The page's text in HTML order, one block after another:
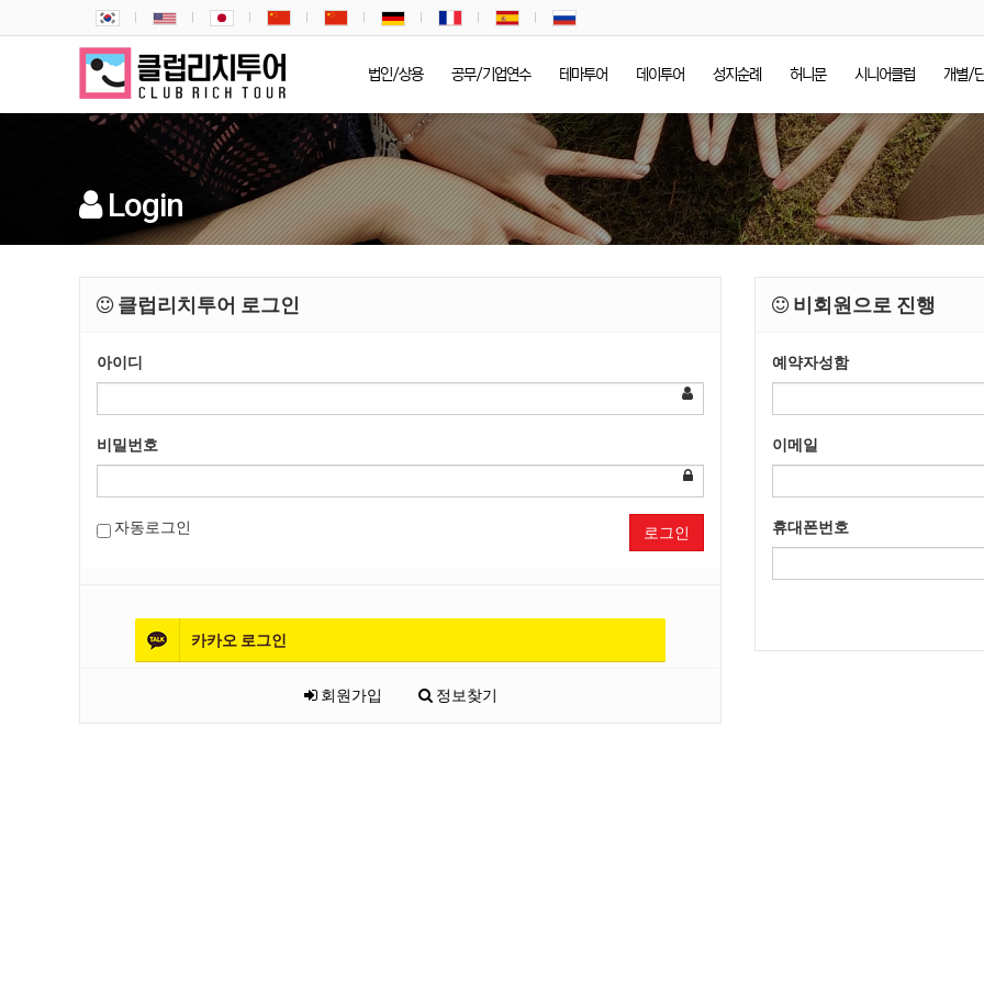
법인/상용 공무/기업연수 테마투어 데이투어 성지순례 허니문 시니어클럽 개별/
Login
클럽리치투어 로그인
아이디
비밀번호
자동로그인 로그인
카카오 로그인
회원가입 정보찾기
비회원으로 진행
예약자성함
이메일
휴대폰번호